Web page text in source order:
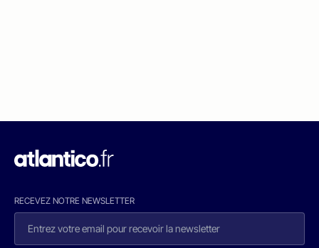
RECEVEZ NOTRE NEWSLETTER